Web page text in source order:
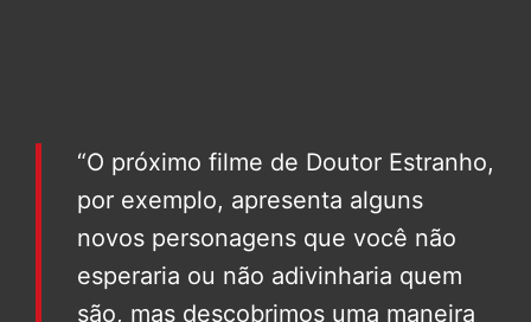
“O próximo filme de Doutor Estranho,
por exemplo, apresenta alguns
novos personagens que você não
esperaria ou não adivinharia quem
são, mas descobrimos uma maneira